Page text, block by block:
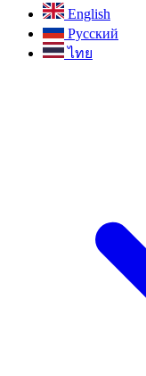
English
Русский
ไทย